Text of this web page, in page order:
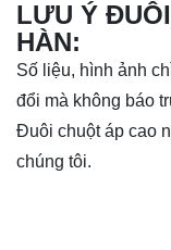
LƯU Ý
HÀN:
Số liệu, hình ảnh
đổi mà không báo
Đuôi chuột áp cao
chúng tôi.